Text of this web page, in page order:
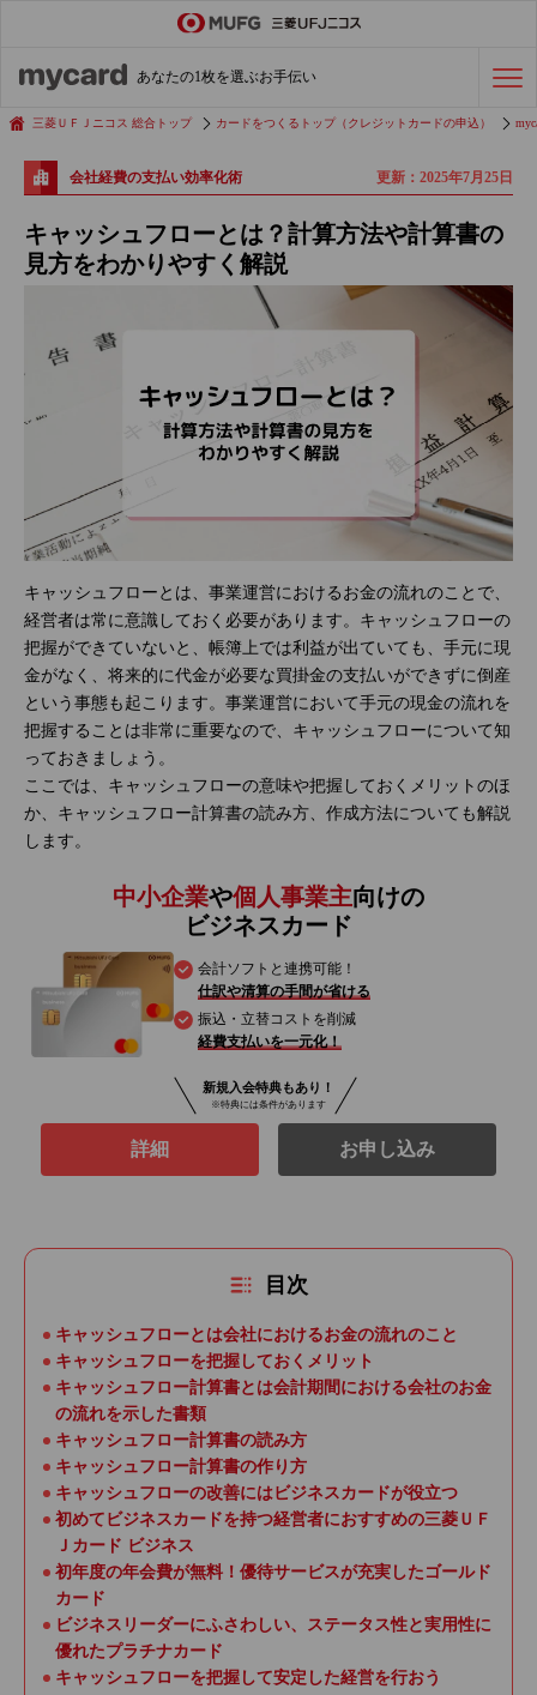
あなたの1枚を選ぶお手伝い
会社経費の支払い 効率化術
三菱ＵＦＪニコス 総合トップ カードをつくるトップ（クレジットカードの申込）
会社経費の支払い効率化術 更新：2025年7月25日
キャッシュフローとは？計算方法や計算書の
見方をわかりやすく解説
キャッシュフローとは、事業運営におけるお金の流れのことで、
経営者は常に意識しておく必要があります。キャッシュフローの
把握ができていないと、帳簿上では利益が出ていても、手元に現
金がなく、将来的に代金が必要な買掛金の支払いができずに倒産
という事態も起こります。事業運営において手元の現金の流れを
把握することは非常に重要なので、キャッシュフローについて知
っておきましょう。
ここでは、キャッシュフローの意味や把握しておくメリットのほ
か、キャッシュフロー計算書の読み方、作成方法についても解説
します。
中小企業や個人事業主向けの
ビジネスカード
会計ソフトと連携可能！
仕訳や清算の手間が省ける
振込・立替コストを削減
経費支払いを一元化！
新規入会特典もあり！
※特典には条件があります
詳細 お申し込み
目次
キャッシュフローとは会社におけるお金の流れのこと
キャッシュフローを把握しておくメリット
キャッシュフロー計算書とは会計期間における会社のお金
の流れを示した書類
キャッシュフロー計算書の読み方
キャッシュフロー計算書の作り方
キャッシュフローの改善にはビジネスカードが役立つ
初めてビジネスカードを持つ経営者におすすめの三菱ＵＦ
Ｊカード ビジネス
初年度の年会費が無料！優待サービスが充実したゴールド
カード
ビジネスリーダーにふさわしい、ステータス性と実用性に
優れたプラチナカード
キャッシュフローを把握して安定した経営を行おう